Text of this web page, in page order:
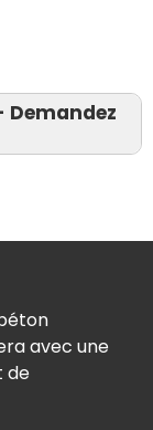
Demandez
(78240)
(78660)
avec une
de